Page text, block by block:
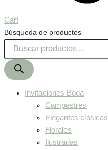
Cart
Búsqueda de productos
Invitaciones Boda
Campestres
Elegantes clásicas
Florales
Ilustradas